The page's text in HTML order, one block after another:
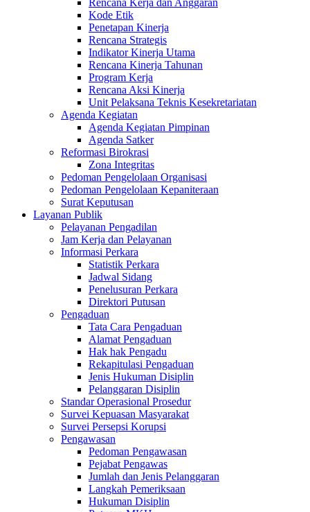
Rencana Kerja dan Anggaran
Kode Etik
Penetapan Kinerja
Rencana Strategis
Indikator Kinerja Utama
Rencana Kinerja Tahunan
Program Kerja
Rencana Aksi Kinerja
Unit Pelaksana Teknis Kesekretariatan
Agenda Kegiatan
Agenda Kegiatan Pimpinan
Agenda Satker
Reformasi Birokrasi
Zona Integritas
Pedoman Pengelolaan Organisasi
Pedoman Pengelolaan Kepaniteraan
Surat Keputusan
Layanan Publik
Pelayanan Pengadilan
Jam Kerja dan Pelayanan
Informasi Perkara
Statistik Perkara
Jadwal Sidang
Penelusuran Perkara
Direktori Putusan
Pengaduan
Tata Cara Pengaduan
Alamat Pengaduan
Hak hak Pengadu
Rekapitulasi Pengaduan
Jenis Hukuman Disiplin
Pelanggaran Disiplin
Standar Operasional Prosedur
Survei Kepuasan Masyarakat
Survei Persepsi Korupsi
Pengawasan
Pedoman Pengawasan
Pejabat Pengawas
Jumlah dan Jenis Pelanggaran
Langkah Pemeriksaan
Hukuman Disiplin